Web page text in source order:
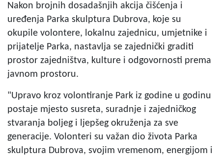
Nakon brojnih dosadašnjih akcija čišćenja i
uređenja Parka skulptura Dubrova, koje su
okupile volontere, lokalnu zajednicu, umjetnike i
prijatelje Parka, nastavlja se zajednički graditi
prostor zajedništva, kulture i odgovornosti prema
javnom prostoru.
"Upravo kroz volontiranje Park iz godine u godinu
postaje mjesto susreta, suradnje i zajedničkog
stvaranja boljeg i ljepšeg okruženja za sve
generacije. Volonteri su važan dio života Parka
skulptura Dubrova, svojim vremenom, energijom i